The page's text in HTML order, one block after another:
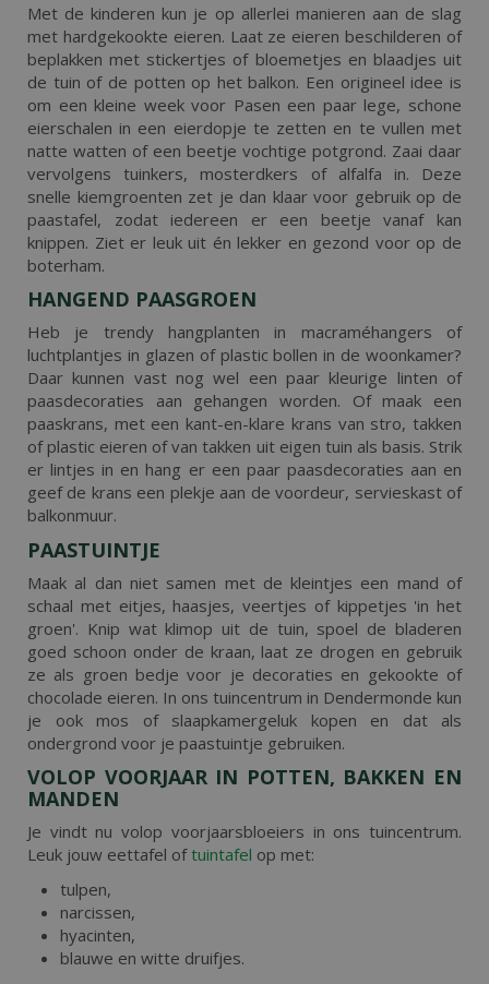
Met de kinderen kun je op allerlei manieren aan de slag
met hardgekookte eieren. Laat ze eieren beschilderen of
beplakken met stickertjes of bloemetjes en blaadjes uit
de tuin of de potten op het balkon. Een origineel idee is
om een kleine week voor Pasen een paar lege, schone
eierschalen in een eierdopje te zetten en te vullen met
natte watten of een beetje vochtige potgrond. Zaai daar
vervolgens tuinkers, mosterdkers of alfalfa in. Deze
snelle kiemgroenten zet je dan klaar voor gebruik op de
paastafel, zodat iedereen er een beetje vanaf kan
knippen. Ziet er leuk uit én lekker en gezond voor op de
boterham.
HANGEND PAASGROEN
Heb je trendy hangplanten in macraméhangers of
luchtplantjes in glazen of plastic bollen in de woonkamer?
Daar kunnen vast nog wel een paar kleurige linten of
paasdecoraties aan gehangen worden. Of maak een
paaskrans, met een kant-en-klare krans van stro, takken
of plastic eieren of van takken uit eigen tuin als basis. Strik
er lintjes in en hang er een paar paasdecoraties aan en
geef de krans een plekje aan de voordeur, servieskast of
balkonmuur.
PAASTUINTJE
Maak al dan niet samen met de kleintjes een mand of
schaal met eitjes, haasjes, veertjes of kippetjes 'in het
groen'. Knip wat klimop uit de tuin, spoel de bladeren
goed schoon onder de kraan, laat ze drogen en gebruik
ze als groen bedje voor je decoraties en gekookte of
chocolade eieren. In ons tuincentrum in Dendermonde kun
je ook mos of slaapkamergeluk kopen en dat als
ondergrond voor je paastuintje gebruiken.
VOLOP VOORJAAR IN POTTEN, BAKKEN EN
MANDEN
Je vindt nu volop voorjaarsbloeiers in ons tuincentrum.
Leuk jouw eettafel oftuintafel op met:
tulpen,
narcissen,
hyacinten,
blauwe en witte druifjes.